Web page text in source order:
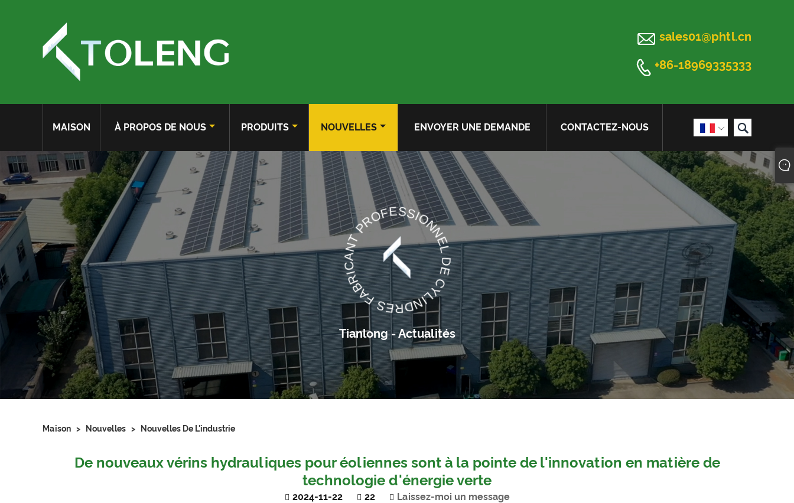
 sales01@phtl.cn
 +86-18969335333
 
MAISON À PROPOS DE NOUS PRODUITS NOUVELLES ENVOYER UNE DEMANDE CONTACTEZ-NOUS
FABRICANT PROFESSIONNEL DE CYLINDRES
Tianlong - Actualités
Maison > Nouvelles > Nouvelles De L'industrie
De nouveaux vérins hydrauliques pour éoliennes sont à la pointe de l'innovation en matière de
technologie d'énergie verte
2024-11-22 22 Laissez-moi un message